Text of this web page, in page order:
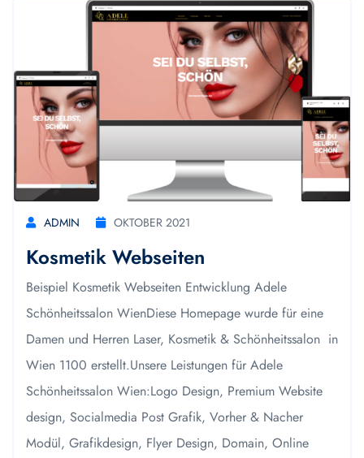
ADMIN OKTOBER 2021
Kosmetik Webseiten
Beispiel Kosmetik Webseiten Entwicklung Adele
Schönheitssalon WienDiese Homepage wurde für eine
Damen und Herren Laser, Kosmetik & Schönheitssalon in
Wien 1100 erstellt.Unsere Leistungen für Adele
Schönheitssalon Wien:Logo Design, Premium Website
design, Socialmedia Post Grafik, Vorher & Nacher
Modül, Grafikdesign, Flyer Design, Domain, Online